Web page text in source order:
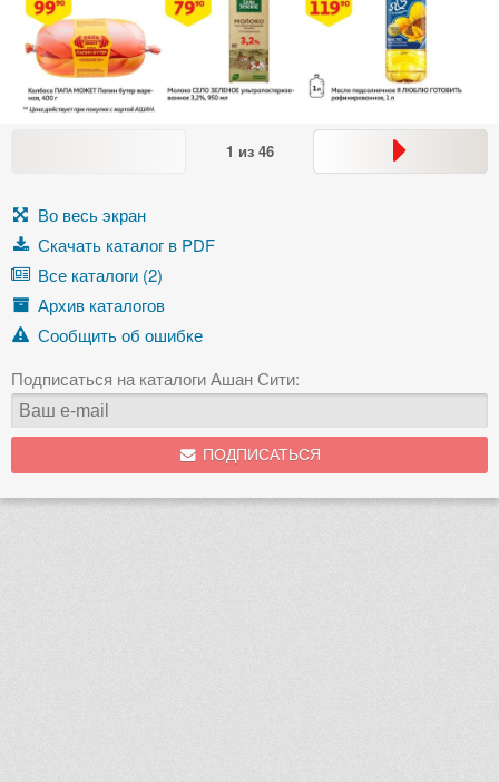
1 из 46
Во весь экран
Скачать каталог в PDF
Все каталоги (2)
Архив каталогов
Сообщить об ошибке
Подписаться на каталоги Ашан Сити:
ПОДПИСАТЬСЯ